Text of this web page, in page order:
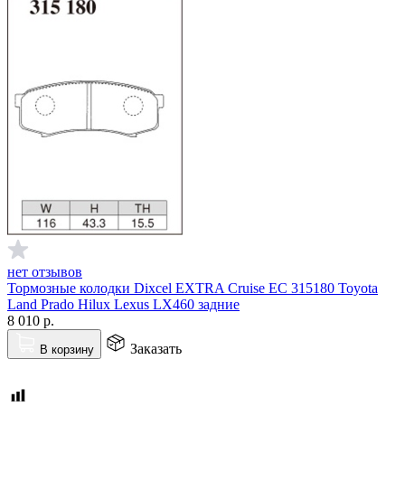
нет отзывов
Тормозные колодки Dixcel EXTRA Cruise EC 315180 Toyota
Land Prado Hilux Lexus LX460 задние
8 010 р.
В корзину Заказать